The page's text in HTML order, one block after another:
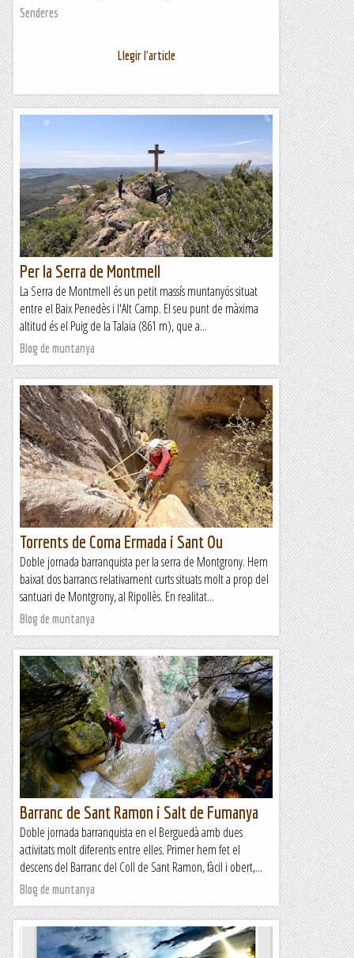
Senderes
Llegir l'article
Per la Serra de Montmell
La Serra de Montmell és un petit massís muntanyós situat
entre el Baix Penedès i l'Alt Camp. El seu punt de màxima
altitud és el Puig de la Talaia (861 m), que a...
Blog de muntanya
Torrents de Coma Ermada i Sant Ou
Doble jornada barranquista per la serra de Montgrony. Hem
baixat dos barrancs relativament curts situats molt a prop del
santuari de Montgrony, al Ripollès. En realitat...
Blog de muntanya
Barranc de Sant Ramon i Salt de Fumanya
Doble jornada barranquista en el Berguedà amb dues
activitats molt diferents entre elles. Primer hem fet el
descens del Barranc del Coll de Sant Ramon, fàcil i obert,...
Blog de muntanya